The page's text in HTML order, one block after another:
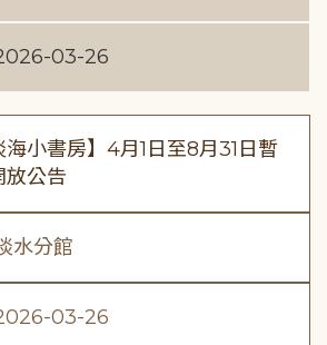
03-26
海小書房】4月1日至8月31日暫
放公告
水分館
03-26